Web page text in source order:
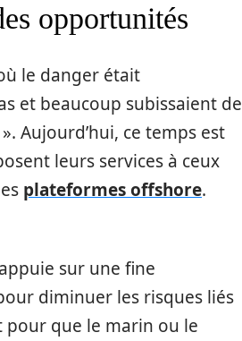
opportunités
le danger était
et beaucoup subissaient de
Aujourd’hui, ce temps est
leurs services à ceux
plateformes offshore.
sur une fine
diminuer les risques liés
pour que le marin ou le